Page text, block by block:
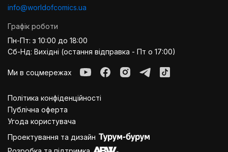
info@worldofcomics.ua
Графік роботи
Пн-Пт: з 10:00 до 18:00
Сб-Нд: Вихідні (остання відправка - Пт о 17:00)
Ми в соцмережах
Політика конфіденційності
Публiчна оферта
Угода користувача
Проектування та дизайн